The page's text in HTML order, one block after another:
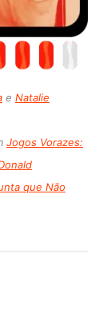
e Natalie
Jogos Vorazes:
que Não